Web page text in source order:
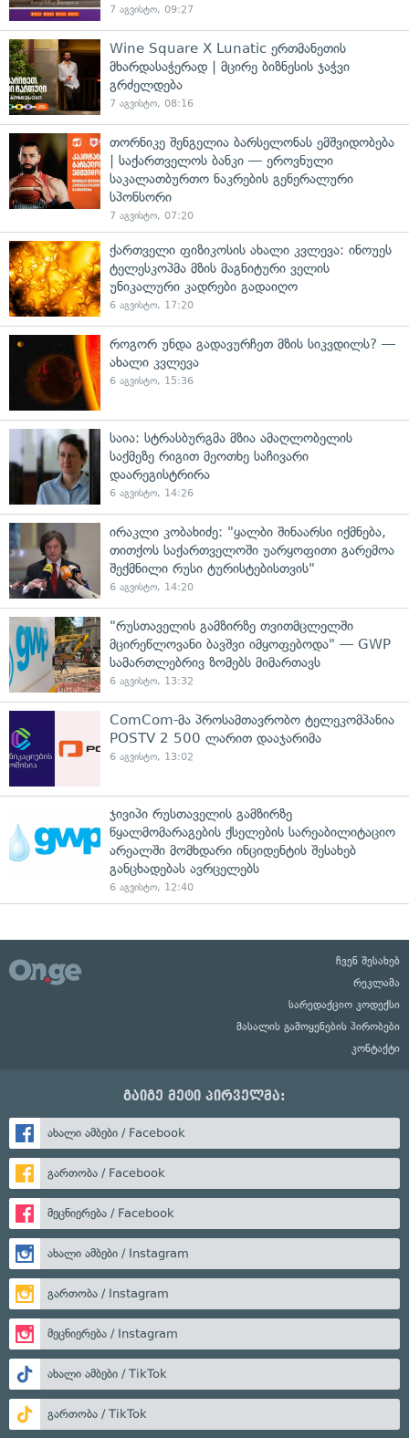
7 აგვისტო, 09:27
Wine Square X Lunatic ერთმანეთის
მხარდასაჭერად | მცირე ბიზნესის ჯაჭვი
გრძელდება
7 აგვისტო, 08:16
თორნიკე შენგელია ბარსელონას ემშვიდობება
| საქართველოს ბანკი — ეროვნული
საკალათბურთო ნაკრების გენერალური
სპონსორი
7 აგვისტო, 07:20
ქართველი ფიზიკოსის ახალი კვლევა: ინოუეს
ტელესკოპმა მზის მაგნიტური ველის
უნიკალური კადრები გადაიღო
6 აგვისტო, 17:20
როგორ უნდა გადავურჩეთ მზის სიკვდილს? —
ახალი კვლევა
6 აგვისტო, 15:36
საია: სტრასბურგმა მზია ამაღლობელის
საქმეზე რიგით მეოთხე საჩივარი
დაარეგისტრირა
6 აგვისტო, 14:26
ირაკლი კობახიძე: "ყალბი შინაარსი იქმნება,
თითქოს საქართველოში უარყოფითი გარემოა
შექმნილი რუსი ტურისტებისთვის"
6 აგვისტო, 14:20
"რუსთაველის გამზირზე თვითმცლელში
მცირეწლოვანი ბავშვი იმყოფებოდა" — GWP
სამართლებრივ ზომებს მიმართავს
6 აგვისტო, 13:32
ComCom-მა პროსამთავრობო ტელეკომპანია
POSTV 2 500 ლარით დააჯარიმა
6 აგვისტო, 13:02
ჯივიპი რუსთაველის გამზირზე
წყალმომარაგების ქსელების სარეაბილიტაციო
არეალში მომხდარი ინციდენტის შესახებ
განცხადებას ავრცელებს
6 აგვისტო, 12:40
ჩვენ შესახებ
რეკლამა
სარედაქციო კოდექსი
მასალის გამოყენების პირობები
კონტაქტი
გაიგე მეტი პირველმა:
ახალი ამბები / Facebook
გართობა / Facebook
მეცნიერება / Facebook
ახალი ამბები / Instagram
გართობა / Instagram
მეცნიერება / Instagram
ახალი ამბები / TikTok
გართობა / TikTok